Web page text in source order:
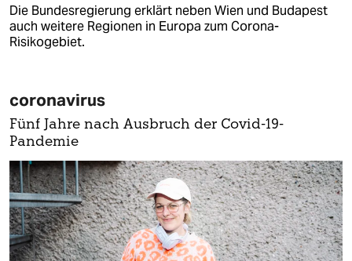
Die Bundesregierung erklärt neben Wien und Budapest
auch weitere Regionen in Europa zum Corona-
Risikogebiet.
coronavirus
Fünf Jahre nach Ausbruch der Covid-19-
Pandemie